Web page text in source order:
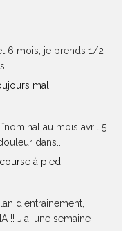
6 mois, je prends 1/2
mal !
au mois avril 5
dans...
à pied
d!entrainement,
!! J'ai une semaine